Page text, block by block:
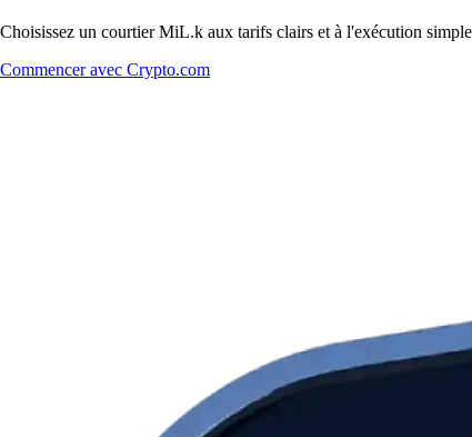
Choisissez un courtier MiL.k aux tarifs clairs et à l'exécution
Commencer avec Crypto.com